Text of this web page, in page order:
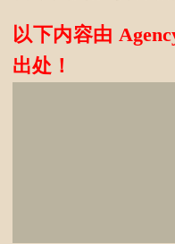
以下内容由
出处！